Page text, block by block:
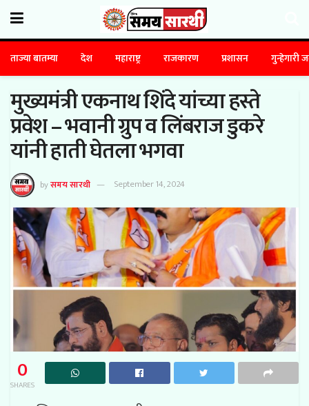
ताज्या बातम्या देश महाराष्ट्र राजकारण प्रशासन गुन्हेगारी
मुख्यमंत्री एकनाथ शिंदे यांच्या हस्ते
प्रवेश – भवानी ग्रुप व लिंबराज डुकरे
यांनी हाती घेतला भगवा
byसमय सारथी September 14, 2024
0
SHARES